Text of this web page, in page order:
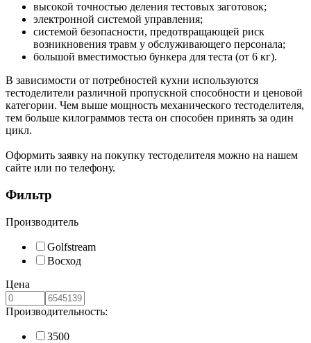
высокой точностью деления тестовых заготовок;
электронной системой управления;
системой безопасности, предотвращающей риск
возникновения травм у обслуживающего персонала;
большой вместимостью бункера для теста (от 6 кг).
В зависимости от потребностей кухни используются
тестоделители различной пропускной способности и ценовой
категории. Чем выше мощность механического тестоделителя,
тем больше килограммов теста он способен принять за один
цикл.
Оформить заявку на покупку тестоделителя можно на нашем
сайте или по телефону.
Фильтр
Производитель
Golfstream
Восход
Цена
Производительность:
3500